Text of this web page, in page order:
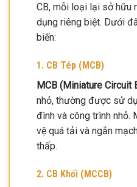
CB, mỗi loại lại sở hữu
dụng riêng biệt. Dưới
biến:
1. CB Tép (MCB)
MCB (Miniature Circuit
nhỏ, thường được sử
đình và công trình nhỏ.
vệ quá tải và ngắn
thấp.
2. CB Khối (MCCB)